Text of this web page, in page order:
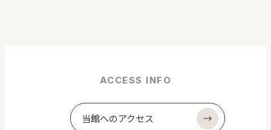
ACCESS INFO
当館へのアクセス